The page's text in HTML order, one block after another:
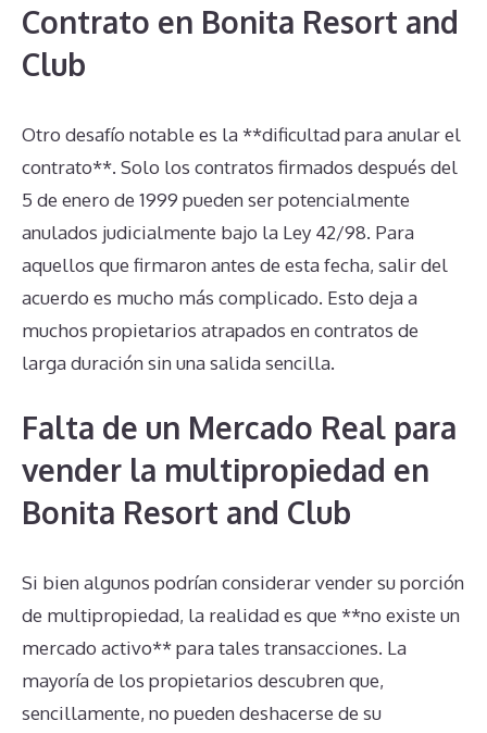
Contrato en Bonita Resort and
Club
Otro desafío notable es la **dificultad para anular el
contrato**. Solo los contratos firmados después del
5 de enero de 1999 pueden ser potencialmente
anulados judicialmente bajo la Ley 42/98. Para
aquellos que firmaron antes de esta fecha, salir del
acuerdo es mucho más complicado. Esto deja a
muchos propietarios atrapados en contratos de
larga duración sin una salida sencilla.
Falta de un Mercado Real para
vender la multipropiedad en
Bonita Resort and Club
Si bien algunos podrían considerar vender su porción
de multipropiedad, la realidad es que **no existe un
mercado activo** para tales transacciones. La
mayoría de los propietarios descubren que,
sencillamente, no pueden deshacerse de su